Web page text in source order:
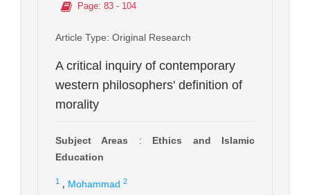
Page: 83 - 104
Article Type: Original Research
A critical inquiry of contemporary
western philosophers' definition of
morality
Subject Areas : Ethics and Islamic
Education
1 , Mohammad 2